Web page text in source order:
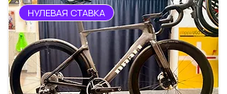
НУЛЕВАЯ СТАВКА